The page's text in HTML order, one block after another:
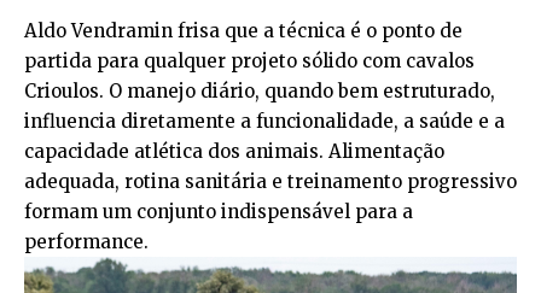
Aldo Vendramin frisa que a técnica é o ponto de
partida para qualquer projeto sólido com cavalos
Crioulos. O manejo diário, quando bem estruturado,
influencia diretamente a funcionalidade, a saúde e a
capacidade atlética dos animais. Alimentação
adequada, rotina sanitária e treinamento progressivo
formam um conjunto indispensável para a
performance.